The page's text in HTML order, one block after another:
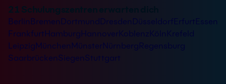
21 Schulungszentren erwarten dich
Berlin Bremen Dortmund ErfurtEssen
FrankfurtHamburgHannover
Krefeld
LeipzigMünchen Münster
SaarbrückenSiegen Stuttgart